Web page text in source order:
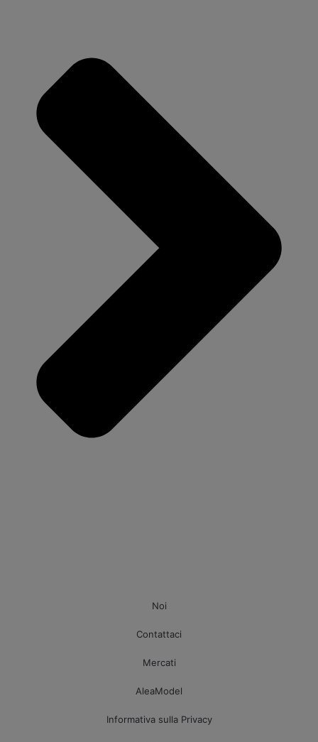
Noi
Contattaci
Mercati
AleaModel
Informativa sulla Privacy